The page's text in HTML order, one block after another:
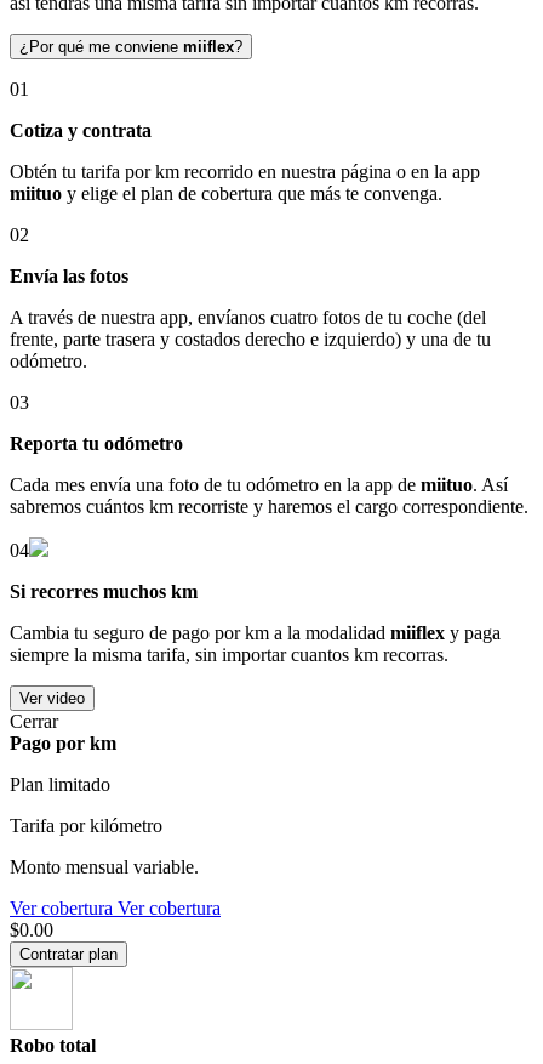
¿Por qué me conviene miiflex?
01
Cotiza y contrata
Obtén tu tarifa por km recorrido en nuestra página o en la app
miituo y elige el plan de cobertura que más te convenga.
02
Envía las fotos
A través de nuestra app, envíanos cuatro fotos de tu coche (del
frente, parte trasera y costados derecho e izquierdo) y una de tu
odómetro.
03
Reporta tu odómetro
Cada mes envía una foto de tu odómetro en la app de miituo. Así
sabremos cuántos km recorriste y haremos el cargo correspondiente.
04
Si recorres muchos km
Cambia tu seguro de pago por km a la modalidad miiflex y paga
siempre la misma tarifa, sin importar cuantos km recorras.
Ver video
Cerrar
Pago por km
Plan limitado
Tarifa por kilómetro
Monto mensual variable.
Ver cobertura Ver cobertura
$0.00
Contratar plan
Robo total